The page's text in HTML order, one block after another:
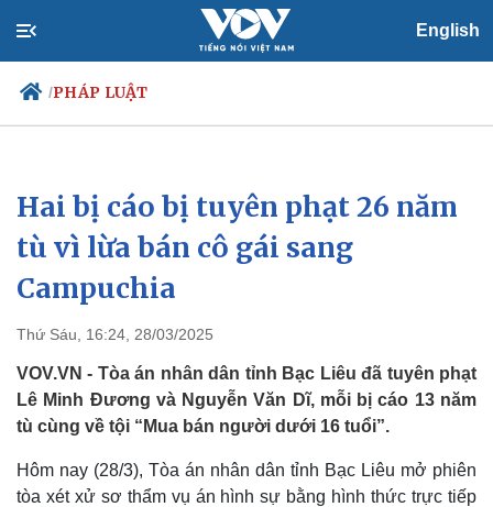
English
/PHÁP LUẬT
Chính trị
Đảng
Tổ chức nhân sự
Quốc hội
Nhận diện sự thật
Xã hội
Tin 24h
Dự báo thời tiết
Hai bị cáo bị tuyên phạt 26 năm
tù vì lừa bán cô gái sang
Campuchia
Thứ Sáu, 16:24, 28/03/2025
VOV.VN - Tòa án nhân dân tỉnh Bạc Liêu đã tuyên phạt
Lê Minh Đương và Nguyễn Văn Dĩ, mỗi bị cáo 13 năm
tù cùng về tội “Mua bán người dưới 16 tuổi”.
Hôm nay (28/3), Tòa án nhân dân tỉnh Bạc Liêu mở phiên
tòa xét xử sơ thẩm vụ án hình sự bằng hình thức trực tiếp